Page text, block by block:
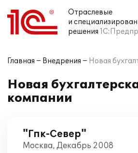
Отраслевые
и
решения
Главная Внедрения Новая
Новая
компании
"Гпк-Север"
Москва, Декабрь 2008